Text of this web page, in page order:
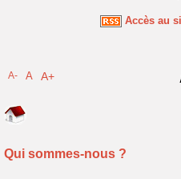
Accès au
A- A A+
Qui sommes-nous ?